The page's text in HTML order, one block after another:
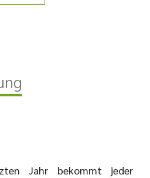
Jahr bekommt jeder